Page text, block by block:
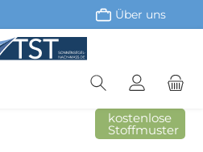
Über uns
kostenlose
Stoffmuster